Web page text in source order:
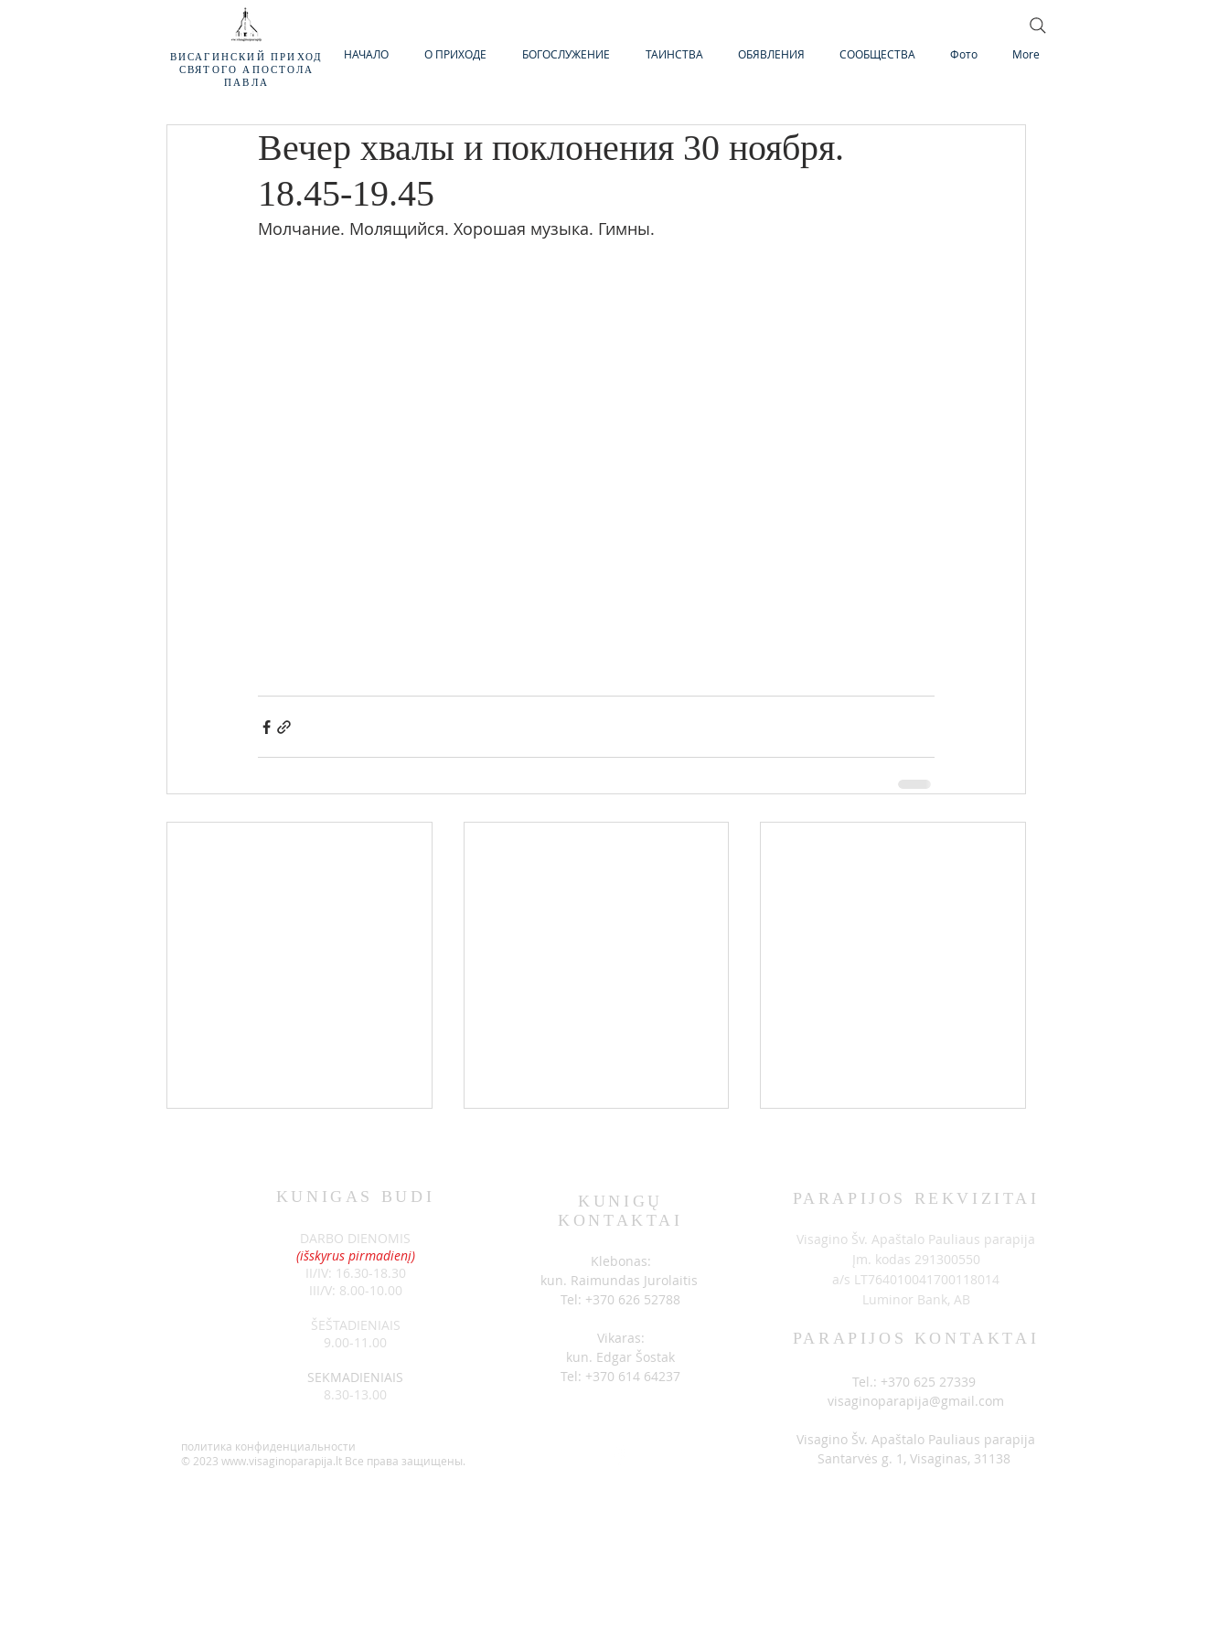
ВИСАГИНСКИЙ ПРИХОД
СВЯТОГО АПОСТОЛА
ПАВЛА
НАЧАЛО О ПРИХОДЕ БОГОСЛУЖЕНИЕ ТАИНСТВА ОБЯВЛЕНИЯ СООБЩЕСТВА Фото More
Вечер хвалы и поклонения 30 ноября.
18.45-19.45
Молчание. Молящийся. Хорошая музыка. Гимны.
ОБЪЯВЛЕНИЯ 07-12 ОБЪЯВЛЕНИЯ 06-14
KUNIGAS BUDI
DARBO DIENOMIS
(išskyrus pirmadienį)
II/IV: 16.30-18.30
III/V: 8.00-10.00
ŠEŠTADIENIAIS
9.00-11.00
SEKMADIENIAIS
8.30-13.00
KUNIGŲ
KONTAKTAI
Klebonas:
kun. Raimundas Jurolaitis
Tel: +370 626 52788
Vikaras:
kun. Edgar Šostak
Tel: +370 614 64237
политика конфиденциальности
© 2023 www.visaginoparapija.lt Все права защищены.
PARAPIJOS REKVIZITAI
Visagino Šv. Apaštalo Pauliaus parapija
Įm. kodas 291300550
a/s LT764010041700118014
Luminor Bank, AB
PARAPIJOS KONTAKTAI
Tel.: +370 625 27339
visaginoparapija@gmail.com
Visagino Šv. Apaštalo Pauliaus parapija
Santarvės g. 1, Visaginas, 31138